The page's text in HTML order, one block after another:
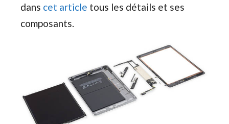
dans cet article tous les détails et ses
composants.